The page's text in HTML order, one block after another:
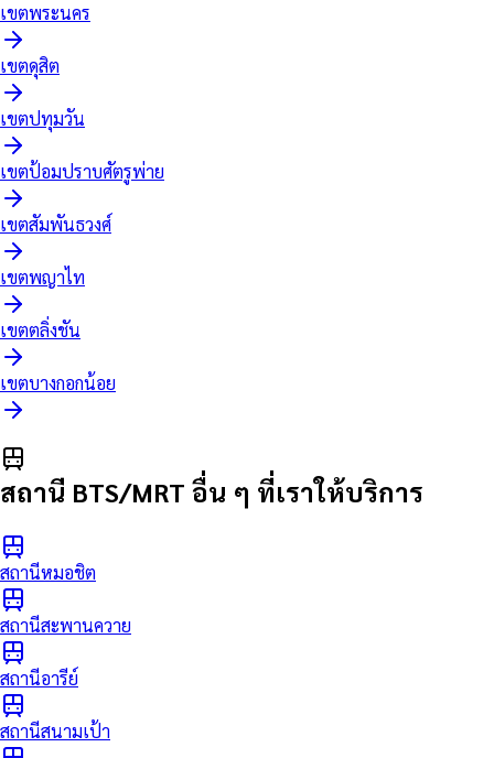
เขตพระนคร
เขตดุสิต
เขตปทุมวัน
เขตป้อมปราบศัตรูพ่าย
เขตสัมพันธวงศ์
เขตพญาไท
เขตตลิ่งชัน
เขตบางกอกน้อย
สถานี BTS/MRT อื่น ๆ ที่เราให้บริการ
สถานีหมอชิต
สถานีสะพานควาย
สถานีอารีย์
สถานีสนามเป้า